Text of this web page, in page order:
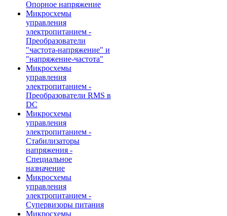
Опорное напряжение
Микросхемы
управления
электропитанием -
Преобразователи
"частота-напряжение" и
"напряжение-частота"
Микросхемы
управления
электропитанием -
Преобразователи RMS в
DC
Микросхемы
управления
электропитанием -
Стабилизаторы
напряжения -
Специальное
назначение
Микросхемы
управления
электропитанием -
Супервизоры питания
Микросхемы